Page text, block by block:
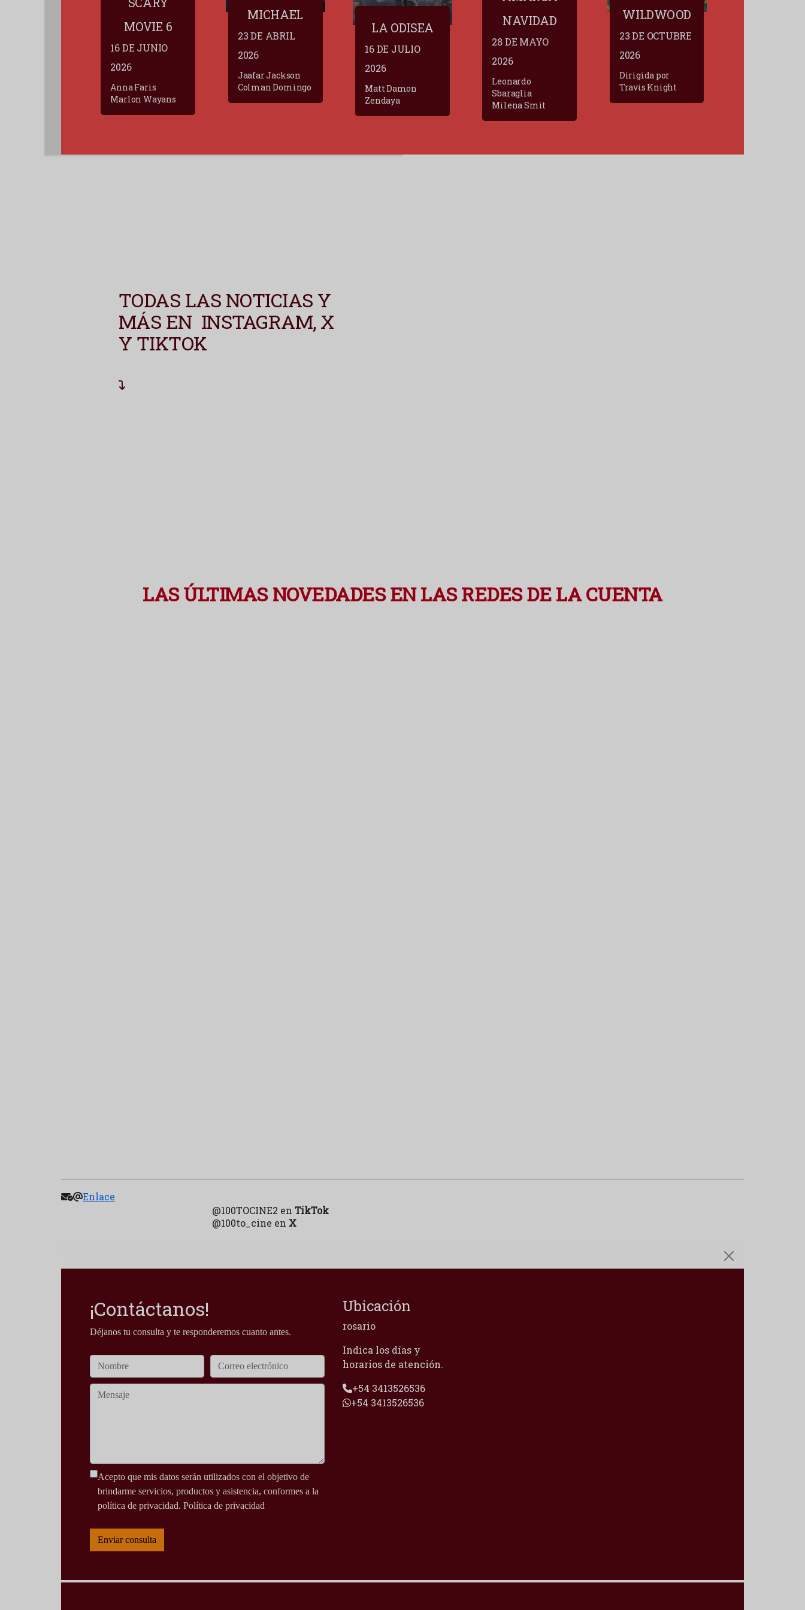
MOVIE 6
16 DE JUNIO
2026
Anna Faris
Marlon Wayans
MICHAEL
23 DE ABRIL
2026
Jaafar Jackson
Colman Domingo
LA ODISEA
16 DE JULIO
2026
Matt Damon
Zendaya
NAVIDAD
28 DE MAYO
2026
Leonardo
Sbaraglia
Milena Smit
WILDWOOD
23 DE OCTUBRE
2026
Dirigida por
Travis Knight
TODAS LAS NOTICIAS Y
MÁS EN INSTAGRAM, X
Y TIKTOK
LAS ÚLTIMAS NOVEDADES EN LAS REDES DE LA CUENTA
Enlace
@100TOCINE2 en TikTok
@100to_cine en X
¡Contáctanos!
Déjanos tu consulta y te responderemos cuanto antes.
Acepto que mis datos serán utilizados con el objetivo de
brindarme servicios, productos y asistencia, conformes a la
política de privacidad. Política de privacidad
Enviar consulta
Ubicación
rosario
Indica los días y
horarios de atención.
+54 3413526536
+54 3413526536